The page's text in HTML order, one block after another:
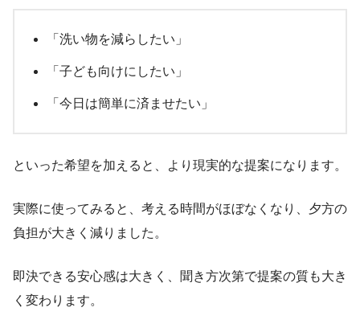
「洗い物を減らしたい」
「子ども向けにしたい」
「今日は簡単に済ませたい」
といった希望を加えると、より現実的な提案になります。
実際に使ってみると、考える時間がほぼなくなり、夕方の
負担が大きく減りました。
即決できる安心感は大きく、聞き方次第で提案の質も大き
く変わります。